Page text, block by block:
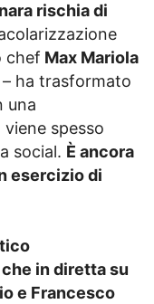
rischia di
chef Max Mariola
ha trasformato
una
spesso
social. È ancora
esercizio di
in diretta su
e Francesco